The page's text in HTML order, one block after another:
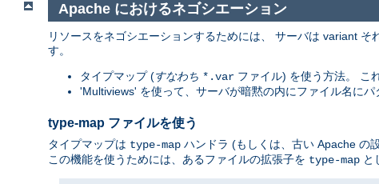
Apache におけるネゴシエーション
リソースをネゴシエーションするためには、 サーバは variant
す。
タイプマップ (すなわち *.var ファイル) を使う方法。 こ
'Multiviews' を使って、サーバが暗黙の内にファイル名に
type-map ファイルを使う
タイプマップは type-map ハンドラ (もしくは、古い Apache の
この機能を使うためには、あるファイルの拡張子を type-map と